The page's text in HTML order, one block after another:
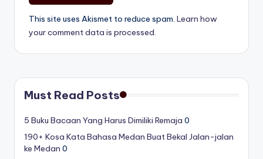
This site uses Akismet to reduce spam. Learn how
your comment data is processed.
Must Read Posts
5 Buku Bacaan Yang Harus Dimiliki Remaja 0
190+ Kosa Kata Bahasa Medan Buat Bekal Jalan-jalan
ke Medan 0